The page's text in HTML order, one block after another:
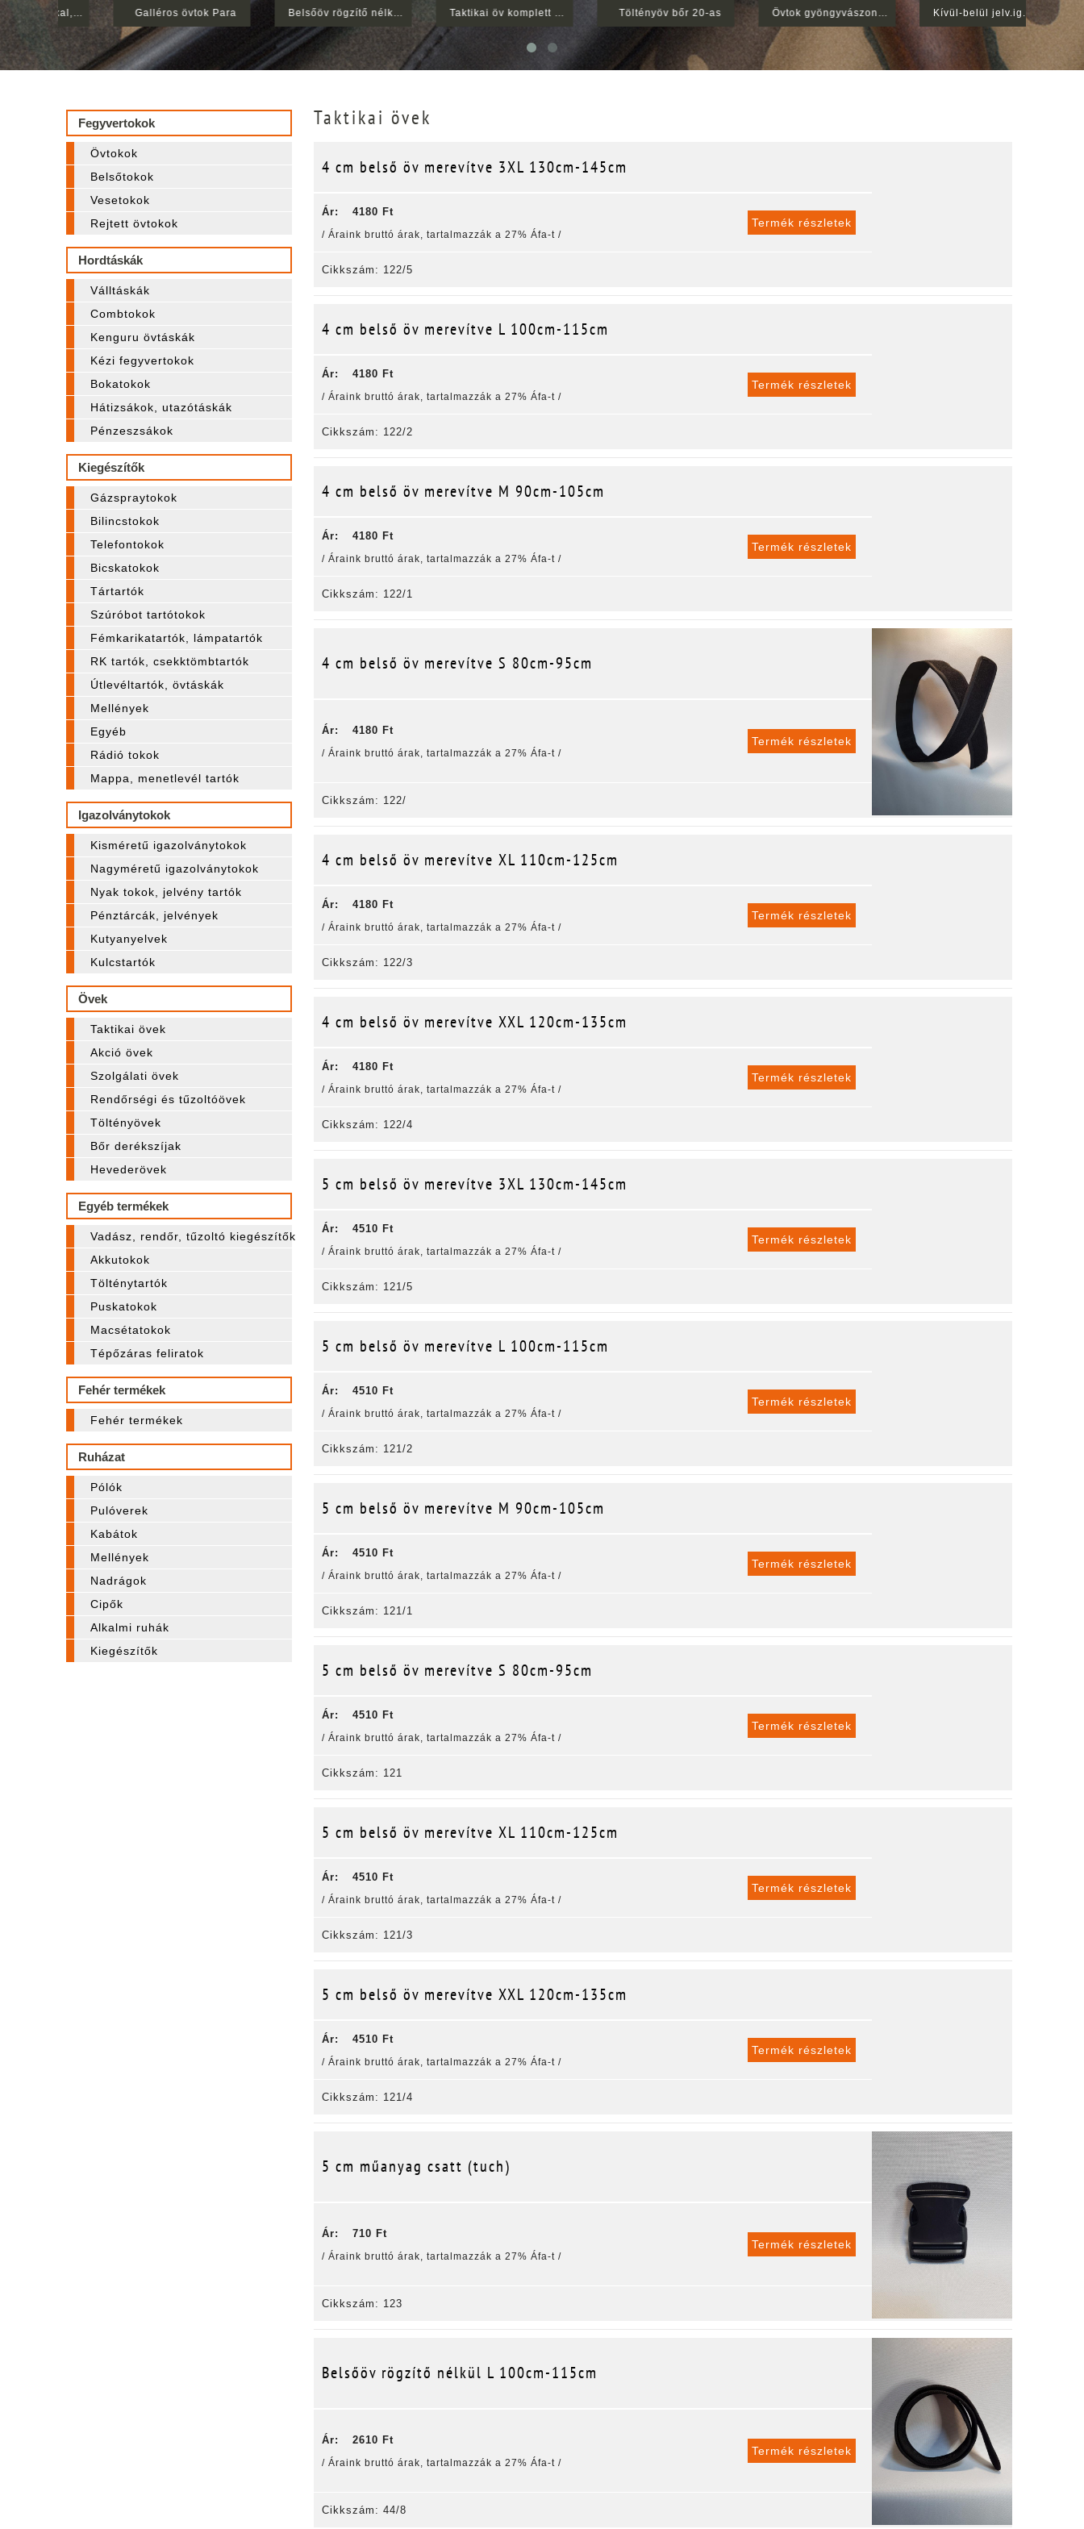
Galléros övtok Para Belsőöv rögzítő nélkül XL 110cm-125cm Taktikai öv komplett M 90cm-105cm Töltényöv bőr 20-as Övtok gyöngyvászon tártokkal bőrbújtatós PA-63 Kívül-belül jelv.ig.tok nagy jelv. Névj.k Rendőr
Fegyvertokok
Övtokok
Belsőtokok
Vesetokok
Rejtett övtokok
Hordtáskák
Válltáskák
Combtokok
Kenguru övtáskák
Kézi fegyvertokok
Bokatokok
Hátizsákok, utazótáskák
Pénzeszsákok
Kiegészítők
Gázspraytokok
Bilincstokok
Telefontokok
Bicskatokok
Tártartók
Szúróbot tartótokok
Fémkarikatartók, lámpatartók
RK tartók, csekktömbtartók
Útlevéltartók, övtáskák
Mellények
Egyéb
Rádió tokok
Mappa, menetlevél tartók
Igazolványtokok
Kisméretű igazolványtokok
Nagyméretű igazolványtokok
Nyak tokok, jelvény tartók
Pénztárcák, jelvények
Kutyanyelvek
Kulcstartók
Övek
Taktikai övek
Akció övek
Szolgálati övek
Rendőrségi és tűzoltóövek
Töltényövek
Bőr derékszíjak
Hevederövek
Egyéb termékek
Vadász, rendőr, tűzoltó kiegészítők
Akkutokok
Tölténytartók
Puskatokok
Macsétatokok
Tépőzáras feliratok
Fehér termékek
Fehér termékek
Ruházat
Pólók
Pulóverek
Kabátok
Mellények
Nadrágok
Cipők
Alkalmi ruhák
Kiegészítők
Taktikai övek
4 cm belső öv merevítve 3XL 130cm-145cm
Ár: 4180 Ft
/ Áraink bruttó árak, tartalmazzák a 27% Áfa-t /
Termék részletek
Cikkszám: 122/5
4 cm belső öv merevítve L 100cm-115cm
Ár: 4180 Ft
/ Áraink bruttó árak, tartalmazzák a 27% Áfa-t /
Termék részletek
Cikkszám: 122/2
4 cm belső öv merevítve M 90cm-105cm
Ár: 4180 Ft
/ Áraink bruttó árak, tartalmazzák a 27% Áfa-t /
Termék részletek
Cikkszám: 122/1
4 cm belső öv merevítve S 80cm-95cm
Ár: 4180 Ft
/ Áraink bruttó árak, tartalmazzák a 27% Áfa-t /
Termék részletek
Cikkszám: 122/
4 cm belső öv merevítve XL 110cm-125cm
Ár: 4180 Ft
/ Áraink bruttó árak, tartalmazzák a 27% Áfa-t /
Termék részletek
Cikkszám: 122/3
4 cm belső öv merevítve XXL 120cm-135cm
Ár: 4180 Ft
/ Áraink bruttó árak, tartalmazzák a 27% Áfa-t /
Termék részletek
Cikkszám: 122/4
5 cm belső öv merevítve 3XL 130cm-145cm
Ár: 4510 Ft
/ Áraink bruttó árak, tartalmazzák a 27% Áfa-t /
Termék részletek
Cikkszám: 121/5
5 cm belső öv merevítve L 100cm-115cm
Ár: 4510 Ft
/ Áraink bruttó árak, tartalmazzák a 27% Áfa-t /
Termék részletek
Cikkszám: 121/2
5 cm belső öv merevítve M 90cm-105cm
Ár: 4510 Ft
/ Áraink bruttó árak, tartalmazzák a 27% Áfa-t /
Termék részletek
Cikkszám: 121/1
5 cm belső öv merevítve S 80cm-95cm
Ár: 4510 Ft
/ Áraink bruttó árak, tartalmazzák a 27% Áfa-t /
Termék részletek
Cikkszám: 121
5 cm belső öv merevítve XL 110cm-125cm
Ár: 4510 Ft
/ Áraink bruttó árak, tartalmazzák a 27% Áfa-t /
Termék részletek
Cikkszám: 121/3
5 cm belső öv merevítve XXL 120cm-135cm
Ár: 4510 Ft
/ Áraink bruttó árak, tartalmazzák a 27% Áfa-t /
Termék részletek
Cikkszám: 121/4
5 cm műanyag csatt (tuch)
Ár: 710 Ft
/ Áraink bruttó árak, tartalmazzák a 27% Áfa-t /
Termék részletek
Cikkszám: 123
Belsőöv rögzítő nélkül L 100cm-115cm
Ár: 2610 Ft
/ Áraink bruttó árak, tartalmazzák a 27% Áfa-t /
Termék részletek
Cikkszám: 44/8